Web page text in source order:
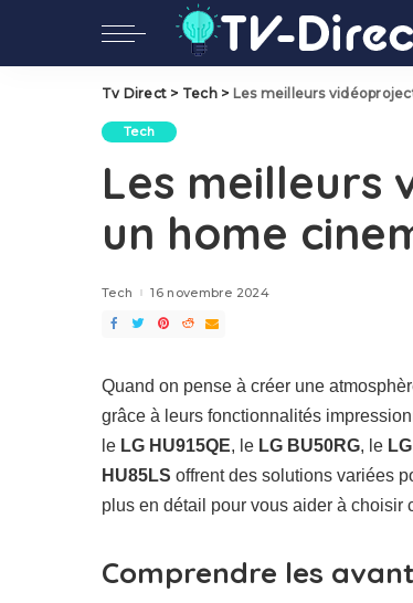
Tv Direct > Tech> Les meilleurs
Tech
Les meilleurs
un home
Tech 16 novembre 2024
Quand on pense à créer une
grâce à leurs fonctionnalités
le LG HU915QE, le LG BU50RG, le
HU85LS offrent des solutions variées
plus en détail pour vous aider à
Comprendre les